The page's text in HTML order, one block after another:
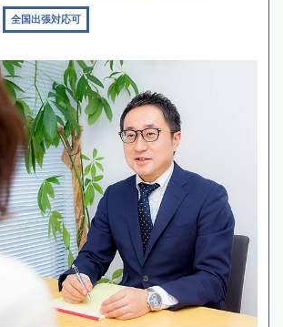
全国出張対応可